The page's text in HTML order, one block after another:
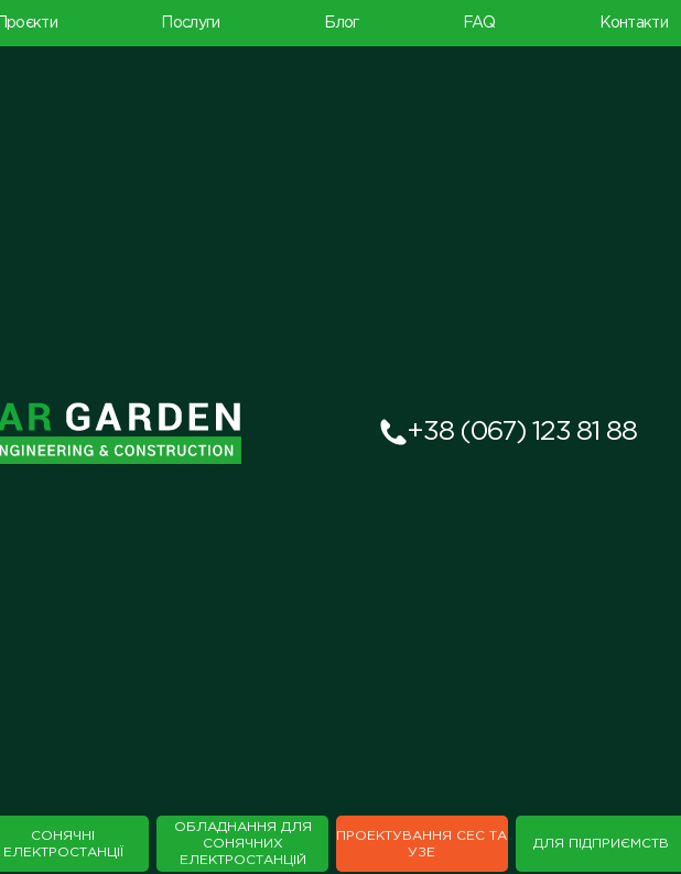
Проєкти Послуги Блог FAQ Контакти
+38 (067) 123 81 88
СОНЯЧНІ
ЕЛЕКТРОСТАНЦІЇ
ОБЛАДНАННЯ ДЛЯ
СОНЯЧНИХ
ЕЛЕКТРОСТАНЦІЙ
ПРОЕКТУВАННЯ СЕС ТА
УЗЕ
ДЛЯ ПІДПРИЄМСТВ